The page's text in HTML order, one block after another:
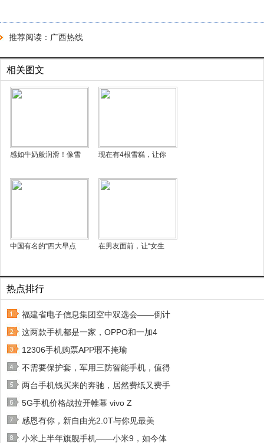
推荐阅读： 广西热线
相关图文
感如牛奶般润滑！像雪 现在有4根雪糕，让你
中国有名的“四大早点 在男友面前，让“女生
热点排行
福建省电子信息集团空中双选会——倒计
这两款手机都是一家，OPPO和一加4
12306手机购票APP瑕不掩瑜
不需要保护套，军用三防智能手机，值得
两台手机钱买来的奔驰，居然费纸又费手
5G手机价格战拉开帷幕 vivo Z
感恩有你，新自由光2.0T与你见最美
小米上半年旗舰手机——小米9，如今体